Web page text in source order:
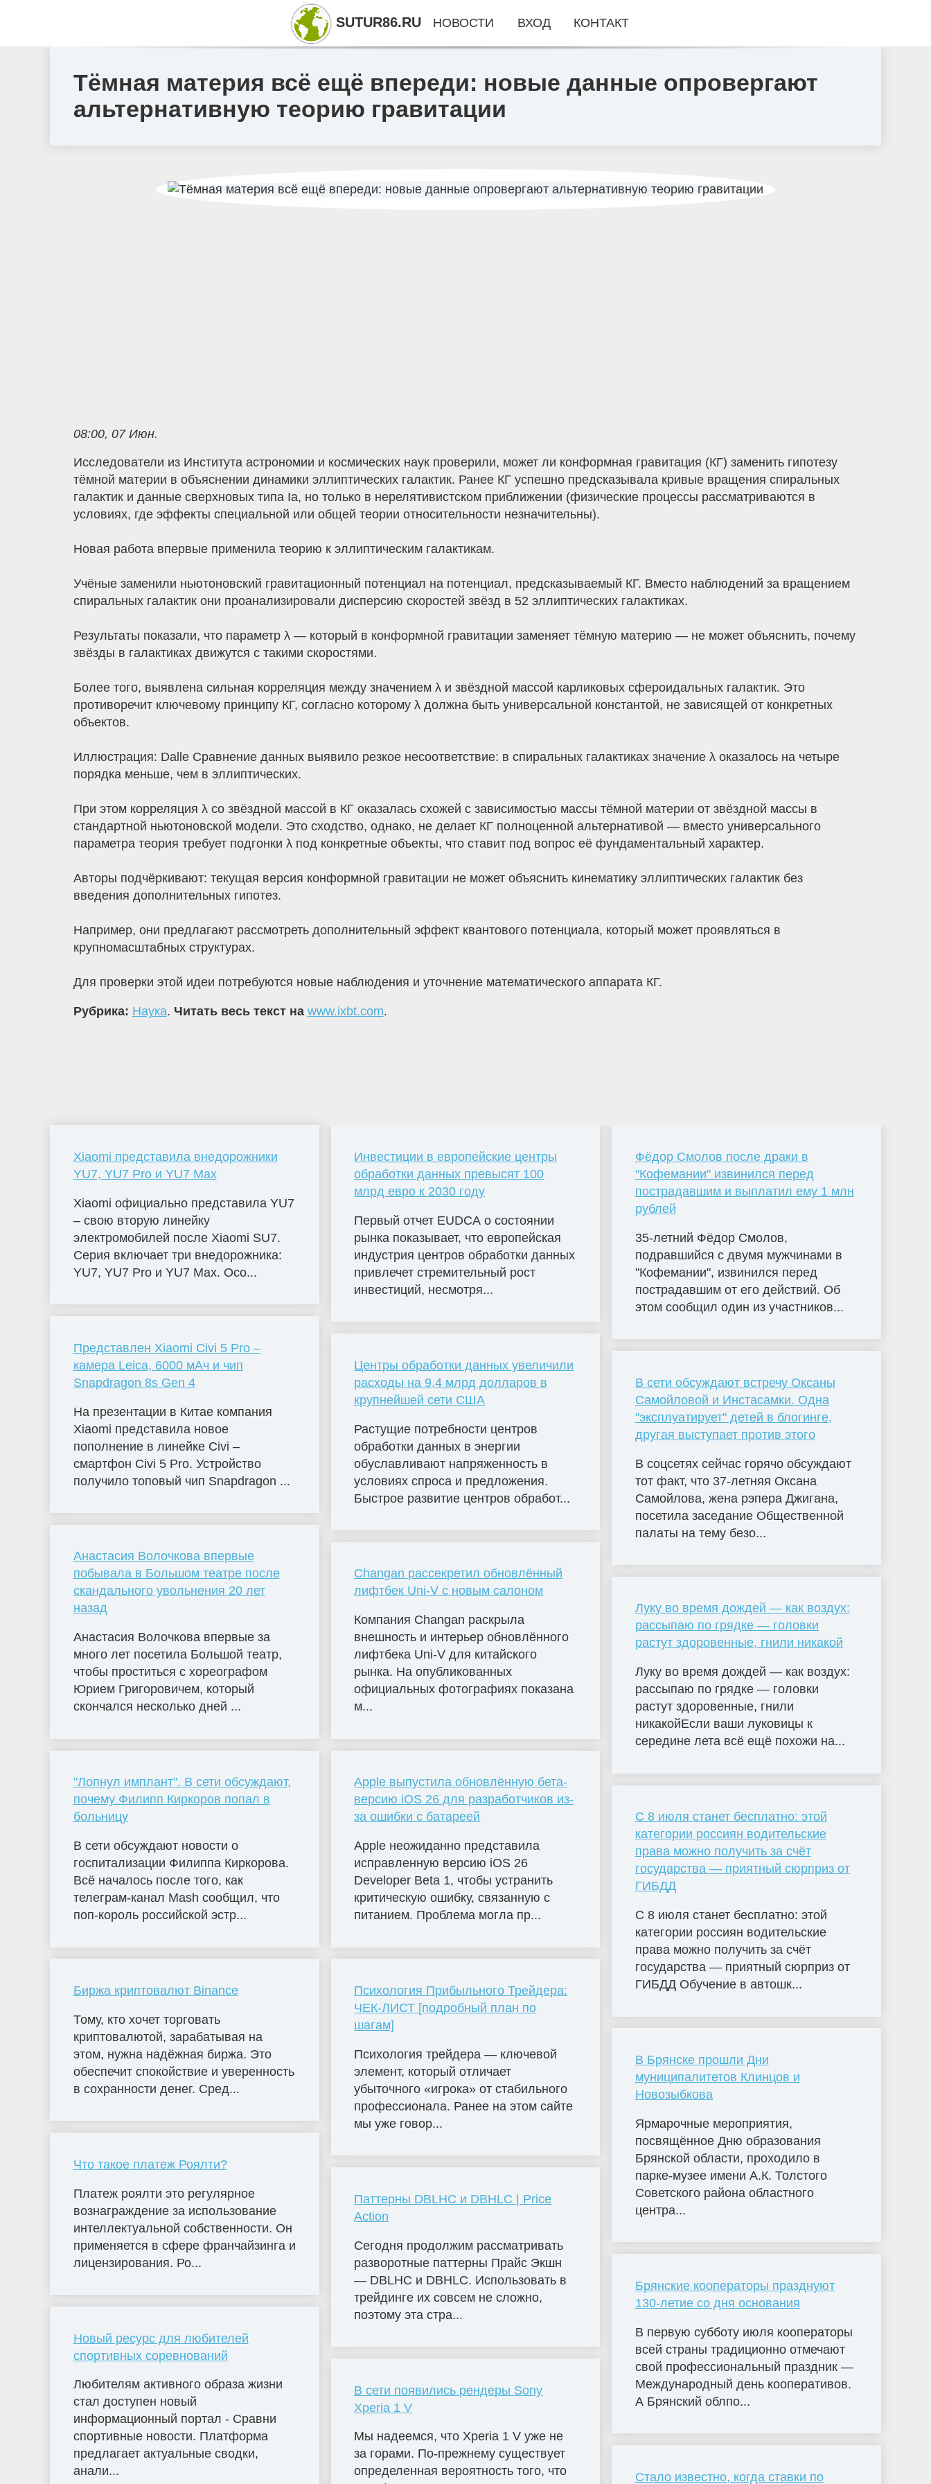
Тёмная материя всё ещё впереди: новые данные опровергают
альтернативную теорию гравитации
08:00, 07 Июн.
Исследователи из Института астрономии и космических наук проверили, может ли конформная гравитация (КГ) заменить гипотезу
тёмной материи в объяснении динамики эллиптических галактик. Ранее КГ успешно предсказывала кривые вращения спиральных
галактик и данные сверхновых типа Ia, но только в нерелятивистском приближении (физические процессы рассматриваются в
условиях, где эффекты специальной или общей теории относительности незначительны).
Новая работа впервые применила теорию к эллиптическим галактикам.
Учёные заменили ньютоновский гравитационный потенциал на потенциал, предсказываемый КГ. Вместо наблюдений за вращением
спиральных галактик они проанализировали дисперсию скоростей звёзд в 52 эллиптических галактиках.
Результаты показали, что параметр λ — который в конформной гравитации заменяет тёмную материю — не может объяснить, почему
звёзды в галактиках движутся с такими скоростями.
Более того, выявлена сильная корреляция между значением λ и звёздной массой карликовых сфероидальных галактик. Это
противоречит ключевому принципу КГ, согласно которому λ должна быть универсальной константой, не зависящей от конкретных
объектов.
Иллюстрация: Dalle Сравнение данных выявило резкое несоответствие: в спиральных галактиках значение λ оказалось на четыре
порядка меньше, чем в эллиптических.
При этом корреляция λ со звёздной массой в КГ оказалась схожей с зависимостью массы тёмной материи от звёздной массы в
стандартной ньютоновской модели. Это сходство, однако, не делает КГ полноценной альтернативой — вместо универсального
параметра теория требует подгонки λ под конкретные объекты, что ставит под вопрос её фундаментальный характер.
Авторы подчёркивают: текущая версия конформной гравитации не может объяснить кинематику эллиптических галактик без
введения дополнительных гипотез.
Например, они предлагают рассмотреть дополнительный эффект квантового потенциала, который может проявляться в
крупномасштабных структурах.
Для проверки этой идеи потребуются новые наблюдения и уточнение математического аппарата КГ.
Рубрика: Наука. Читать весь текст на www.ixbt.com.
Xiaomi представила внедорожники
YU7, YU7 Pro и YU7 Max
Xiaomi официально представила YU7
– свою вторую линейку
электромобилей после Xiaomi SU7.
Серия включает три внедорожника:
YU7, YU7 Pro и YU7 Max. Осо...
Представлен Xiaomi Civi 5 Pro –
камера Leica, 6000 мАч и чип
Snapdragon 8s Gen 4
На презентации в Китае компания
Xiaomi представила новое
пополнение в линейке Civi –
смартфон Civi 5 Pro. Устройство
получило топовый чип Snapdragon ...
Анастасия Волочкова впервые
побывала в Большом театре после
скандального увольнения 20 лет
назад
Анастасия Волочкова впервые за
много лет посетила Большой театр,
чтобы проститься с хореографом
Юрием Григоровичем, который
скончался несколько дней ...
"Лопнул имплант". В сети обсуждают,
почему Филипп Киркоров попал в
больницу
В сети обсуждают новости о
госпитализации Филиппа Киркорова.
Всё началось после того, как
телеграм-канал Mash сообщил, что
поп-король российской эстр...
Биржа криптовалют Binance
Тому, кто хочет торговать
криптовалютой, зарабатывая на
этом, нужна надёжная биржа. Это
обеспечит спокойствие и уверенность
в сохранности денег. Сред...
Что такое платеж Роялти?
Платеж роялти это регулярное
вознаграждение за использование
интеллектуальной собственности. Он
применяется в сфере франчайзинга и
лицензирования. Ро...
Новый ресурс для любителей
спортивных соревнований
Любителям активного образа жизни
стал доступен новый
информационный портал - Сравни
спортивные новости. Платформа
предлагает актуальные сводки,
анали...
Инвестиции в европейские центры
обработки данных превысят 100
млрд евро к 2030 году
Первый отчет EUDCA о состоянии
рынка показывает, что европейская
индустрия центров обработки данных
привлечет стремительный рост
инвестиций, несмотря...
Центры обработки данных увеличили
расходы на 9,4 млрд долларов в
крупнейшей сети США
Растущие потребности центров
обработки данных в энергии
обуславливают напряженность в
условиях спроса и предложения.
Быстрое развитие центров обработ...
Changan рассекретил обновлённый
лифтбек Uni-V с новым салоном
Компания Changan раскрыла
внешность и интерьер обновлённого
лифтбека Uni-V для китайского
рынка. На опубликованных
официальных фотографиях показана
м...
Apple выпустила обновлённую бета-
версию iOS 26 для разработчиков из-
за ошибки с батареей
Apple неожиданно представила
исправленную версию iOS 26
Developer Beta 1, чтобы устранить
критическую ошибку, связанную с
питанием. Проблема могла пр...
Психология Прибыльного Трейдера:
ЧЕК-ЛИСТ [подробный план по
шагам]
Психология трейдера — ключевой
элемент, который отличает
убыточного «игрока» от стабильного
профессионала. Ранее на этом сайте
мы уже говор...
Паттерны DBLHC и DBHLC | Price
Action
Сегодня продолжим рассматривать
разворотные паттерны Прайс Экшн
— DBLHC и DBHLC. Использовать в
трейдинге их совсем не сложно,
поэтому эта стра...
В сети появились рендеры Sony
Xperia 1 V
Мы надеемся, что Xperia 1 V уже не
за горами. По-прежнему существует
определенная вероятность того, что
Фёдор Смолов после драки в
"Кофемании" извинился перед
пострадавшим и выплатил ему 1 млн
рублей
35-летний Фёдор Смолов,
подравшийся с двумя мужчинами в
"Кофемании", извинился перед
пострадавшим от его действий. Об
этом сообщил один из участников...
В сети обсуждают встречу Оксаны
Самойловой и Инстасамки. Одна
"эксплуатирует" детей в блогинге,
другая выступает против этого
В соцсетях сейчас горячо обсуждают
тот факт, что 37-летняя Оксана
Самойлова, жена рэпера Джигана,
посетила заседание Общественной
палаты на тему безо...
Луку во время дождей — как воздух:
рассыпаю по грядке — головки
растут здоровенные, гнили никакой
Луку во время дождей — как воздух:
рассыпаю по грядке — головки
растут здоровенные, гнили
никакойЕсли ваши луковицы к
середине лета всё ещё похожи на...
С 8 июля станет бесплатно: этой
категории россиян водительские
права можно получить за счёт
государства — приятный сюрприз от
ГИБДД
С 8 июля станет бесплатно: этой
категории россиян водительские
права можно получить за счёт
государства — приятный сюрприз от
ГИБДД Обучение в автошк...
В Брянске прошли Дни
муниципалитетов Клинцов и
Новозыбкова
Ярмарочные мероприятия,
посвящённое Дню образования
Брянской области, проходило в
парке-музее имени А.К. Толстого
Советского района областного
центра...
Брянские кооператоры празднуют
130-летие со дня основания
В первую субботу июля кооператоры
всей страны традиционно отмечают
свой профессиональный праздник —
Международный день кооперативов.
А Брянский облпо...
Стало известно, когда ставки по
SUTUR86.RU НОВОСТИ ВХОД КОНТАКТ